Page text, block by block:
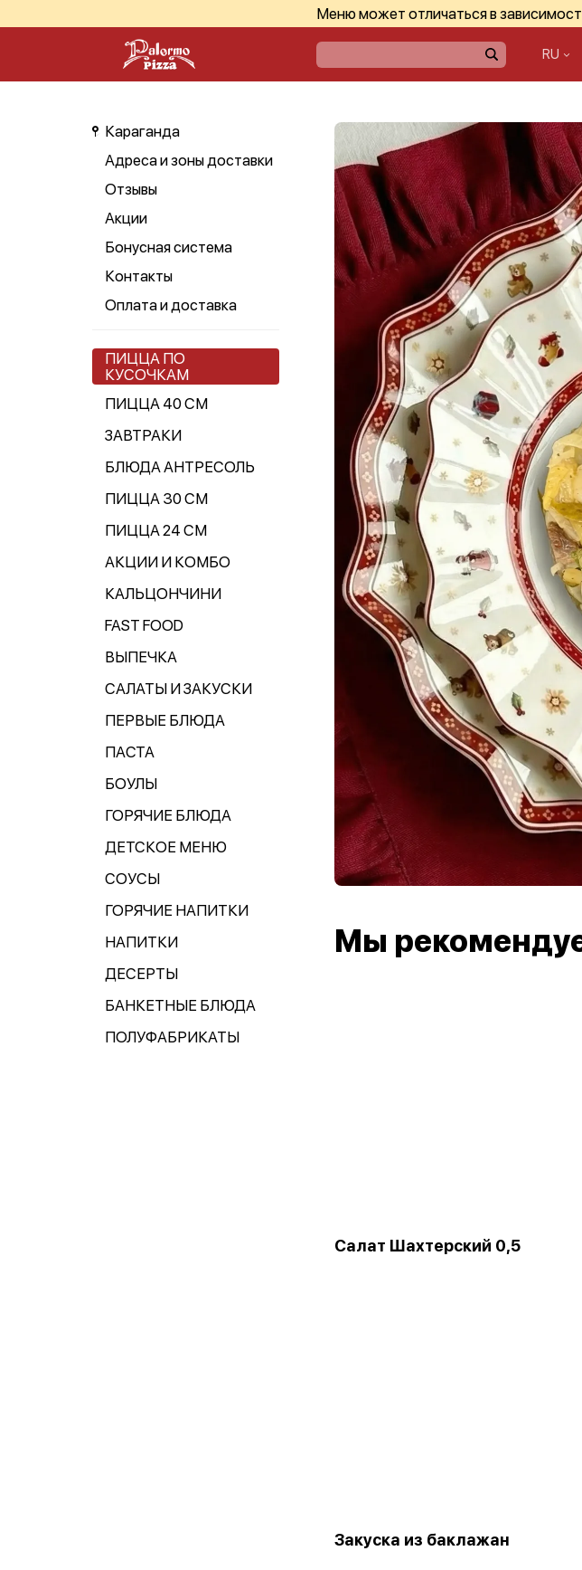
Меню может отличаться в
RU
Караганда
Адреса и зоны доставки
Отзывы
Акции
Бонусная система
Контакты
Оплата и доставка
ПИЦЦА ПО
КУСОЧКАМ
ПИЦЦА 40 СМ
ЗАВТРАКИ
БЛЮДА АНТРЕСОЛЬ
ПИЦЦА 30 СМ
ПИЦЦА 24 СМ
АКЦИИ И КОМБО
КАЛЬЦОНЧИНИ
FAST FOOD
ВЫПЕЧКА
САЛАТЫ И ЗАКУСКИ
ПЕРВЫЕ БЛЮДА
ПАСТА
БОУЛЫ
ГОРЯЧИЕ БЛЮДА
ДЕТСКОЕ МЕНЮ
СОУСЫ
ГОРЯЧИЕ НАПИТКИ
НАПИТКИ
ДЕСЕРТЫ
БАНКЕТНЫЕ БЛЮДА
ПОЛУФАБРИКАТЫ
Мы
Салат Шахтерский 0,5
Закуска из баклажан